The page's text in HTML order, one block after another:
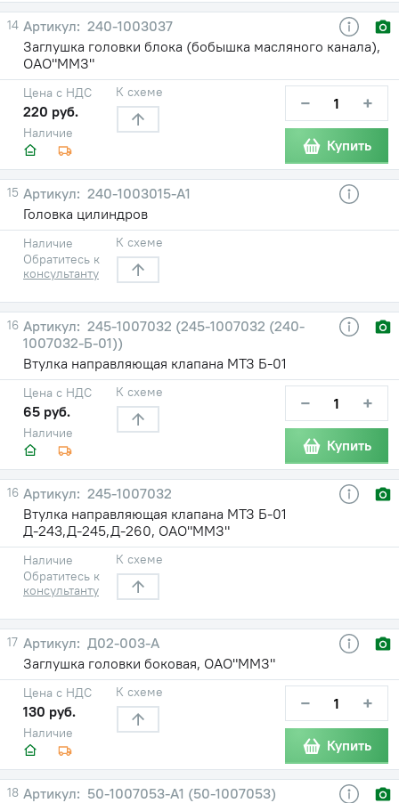
14
240-1003037
Заглушка головки блока (бобышка масляного канала),
ОАО"ММЗ"
Наличие
Цена с НДС
220 руб.
К схеме − +
Купить
15
240-1003015-А1
Головка цилиндров
Наличие
Обратитесь к
консультанту
К схеме
16
245-1007032 (245-1007032 (240-
1007032-Б-01))
Втулка направляющая клапана МТЗ Б-01
Наличие
Цена с НДС
65 руб.
К схеме − +
Купить
16
245-1007032
Втулка направляющая клапана МТЗ Б-01
Д-243,Д-245,Д-260, ОАО"ММЗ"
Наличие
Обратитесь к
консультанту
К схеме
17
Д02-003-А
Заглушка головки боковая, ОАО"ММЗ"
Наличие
Цена с НДС
130 руб.
К схеме − +
Купить
18
50-1007053-А1 (50-1007053)